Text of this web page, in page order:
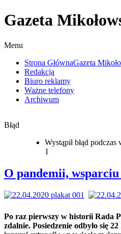
Gazeta
Menu
Strona GłównaGazeta
Redakcja
Biuro reklamy
Ważne telefony
Archiwum
Błąd
Wystąpił błąd
1
O pandemii,
Po raz pierwszy w historii Rada
zdalnie. Posiedzenie odbyło się